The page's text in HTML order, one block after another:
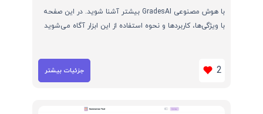
با هوش مصنوعی GradesAI بیشتر آشنا شوید. در این صفحه
با ویژگی‌ها، کاربردها و نحوه استفاده از این ابزار آگاه می‌شوید
2 جزئیات بیشتر